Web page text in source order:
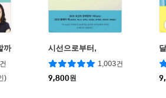
까
)
시선으로부터,
1,003건
9,800원